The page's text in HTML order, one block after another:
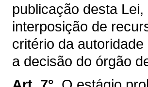
publicação desta
interposição de
critério da
a decisão do órgão